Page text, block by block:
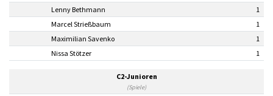
Lenny Bethmann
1
Marcel Strießbaum
1
Maximilian Savenko
1
Nissa Stötzer
1
C2-Junioren
(Spiele)